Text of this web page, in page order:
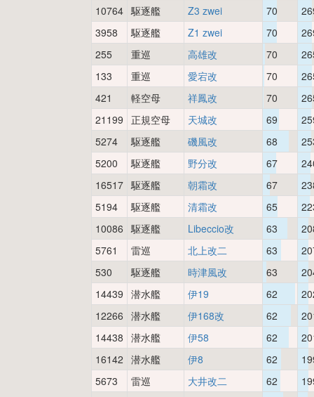
10764 駆逐艦 Z3 zwei 70
3958
駆逐艦 Z1 zwei 70
255
重巡 高雄改 70
133
重巡 愛宕改 70
421
軽空母 祥鳳改 70
21199 正規空母 天城改 69
5274
駆逐艦 磯風改 68
5200
駆逐艦 野分改 67
16517 駆逐艦 朝霜改 67
5194
駆逐艦 清霜改 65
10086 駆逐艦 Libeccio改 63
5761
雷巡 北上改二 63
530
駆逐艦 時津風改 63
14439 潜水艦 伊19 62
12266 潜水艦 伊168改 62
14438 潜水艦 伊58 62
16142 潜水艦 伊8 62
5673
雷巡 大井改二 62